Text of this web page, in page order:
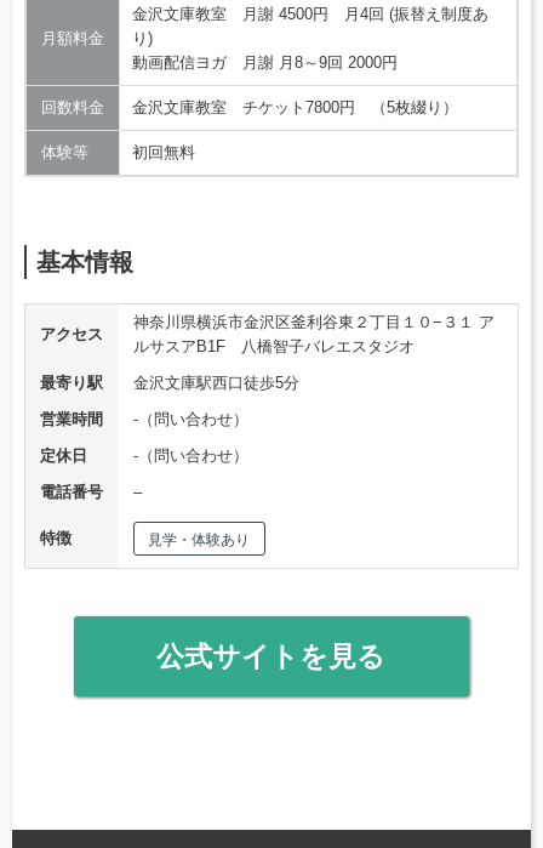
月額料金
金沢文庫教室 月謝 4500円 月4回 (振替え制度あ
り)
動画配信ヨガ 月謝 月8～9回 2000円
回数料金 金沢文庫教室 チケット7800円 （5枚綴り）
体験等 初回無料
基本情報
アクセス
神奈川県横浜市金沢区釜利谷東２丁目１０−３１ ア
ルサスアB1F 八橋智子バレエスタジオ
最寄り駅
金沢文庫駅西口徒歩5分
営業時間
-（問い合わせ）
定休日
-（問い合わせ）
電話番号
–
特徴 見学・体験あり
公式サイトを見る